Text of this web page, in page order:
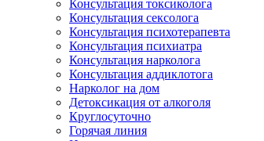
Консультация токсиколога
Консультация сексолога
Консультация психотерапевта
Консультация психиатра
Консультация нарколога
Консультация аддиклотога
Нарколог на дом
Детоксикация от алкоголя
Круглосуточно
Горячая линия